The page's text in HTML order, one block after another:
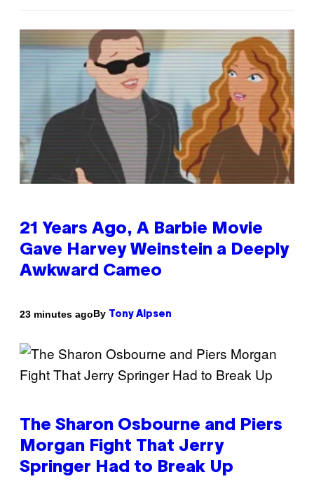
21 Years Ago, A Barbie Movie
Gave Harvey Weinstein a Deeply
Awkward Cameo
23 minutes agoBy Tony Alpsen
The Sharon Osbourne and Piers
Morgan Fight That Jerry
Springer Had to Break Up